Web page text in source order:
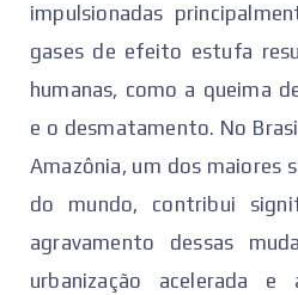
impulsionadas
gases de efeito estufa
humanas, como a queima
e o desmatamento. No
Amazônia, um dos maiores
do mundo, contribui
agravamento dessas
urbanização acelerada